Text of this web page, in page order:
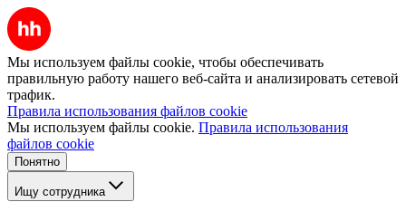
Мы используем файлы cookie, чтобы обеспечивать
правильную работу нашего веб-сайта и анализировать сетевой
трафик.
Правила использования файлов cookie
Мы используем файлы cookie. Правила использования
файлов cookie
Понятно
Ищу сотрудника